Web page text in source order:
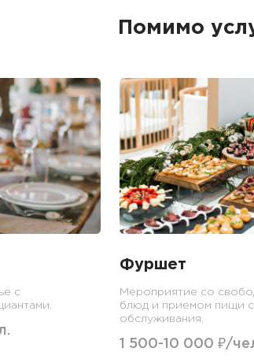
Помимо
с
Фуршет
Мероприятие со
блюд и приемом пищи
обслуживания.
1 500-10 000 ₽/